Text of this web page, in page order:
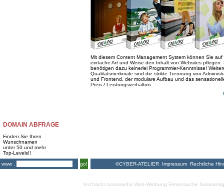
DOMAIN ABFRAGE
Finden Sie Ihren
Wunschnamen
unter 50 und mehr
Top-Levels!!
www .
go!
Mit diesem Content Management System können Sie auf
einfache Art und Weise den Inhalt von Websites pflegen.
benötigen dazu keinerlei Programmier-Kenntnisse!
Qualitätsmerkmale sind die strikte Trennung von
und Frontend, der modulare Aufbau und das
Preis-/ Leistungsverhältnis.
©CYBER-ATELIER Impressum Rechtliche
hochacht crossmedia Web-Werbung Firmensuche